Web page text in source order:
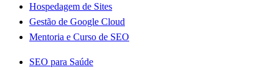
Hospedagem de Sites
Gestão de Google Cloud
Mentoria e Curso de SEO
SEO para Saúde